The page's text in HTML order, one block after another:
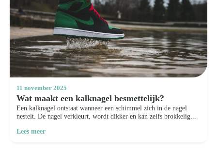
11 november 2025
Wat maakt een kalknagel besmettelijk?
Een kalknagel ontstaat wanneer een schimmel zich in de nagel
nestelt. De nagel verkleurt, wordt dikker en kan zelfs brokkelig...
Lees meer